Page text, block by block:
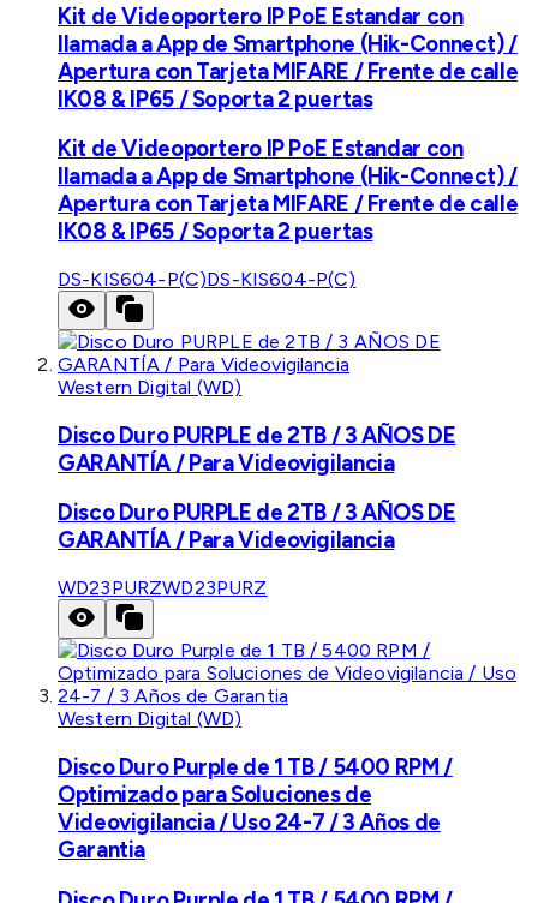
Kit de Videoportero IP PoE Estandar con
llamada a App de Smartphone (Hik-Connect) /
Apertura con Tarjeta MIFARE / Frente de calle
IK08 & IP65 / Soporta 2 puertas
Kit de Videoportero IP PoE Estandar con
llamada a App de Smartphone (Hik-Connect) /
Apertura con Tarjeta MIFARE / Frente de calle
IK08 & IP65 / Soporta 2 puertas
DS-KIS604-P(C)DS-KIS604-P(C)
Western Digital (WD)
Disco Duro PURPLE de 2TB / 3 AÑOS DE
GARANTÍA / Para Videovigilancia
Disco Duro PURPLE de 2TB / 3 AÑOS DE
GARANTÍA / Para Videovigilancia
WD23PURZWD23PURZ
Western Digital (WD)
Disco Duro Purple de 1 TB / 5400 RPM /
Optimizado para Soluciones de
Videovigilancia / Uso 24-7 / 3 Años de
Garantia